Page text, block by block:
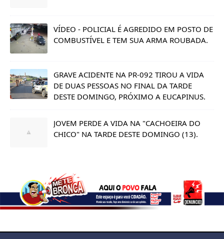
VÍDEO - POLICIAL É AGREDIDO EM POSTO DE
COMBUSTÍVEL E TEM SUA ARMA ROUBADA.
GRAVE ACIDENTE NA PR-092 TIROU A VIDA
DE DUAS PESSOAS NO FINAL DA TARDE
DESTE DOMINGO, PRÓXIMO A EUCAPINUS.
JOVEM PERDE A VIDA NA "CACHOEIRA DO
CHICO" NA TARDE DESTE DOMINGO (13).